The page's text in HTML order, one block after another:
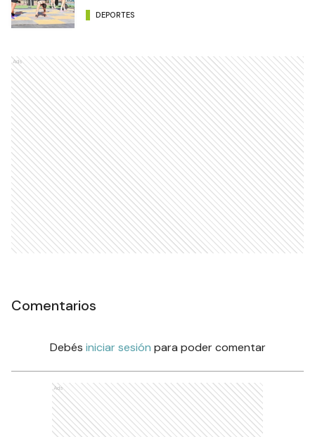
DEPORTES
Ads
Comentarios
Debés iniciar sesión para poder comentar
Ads